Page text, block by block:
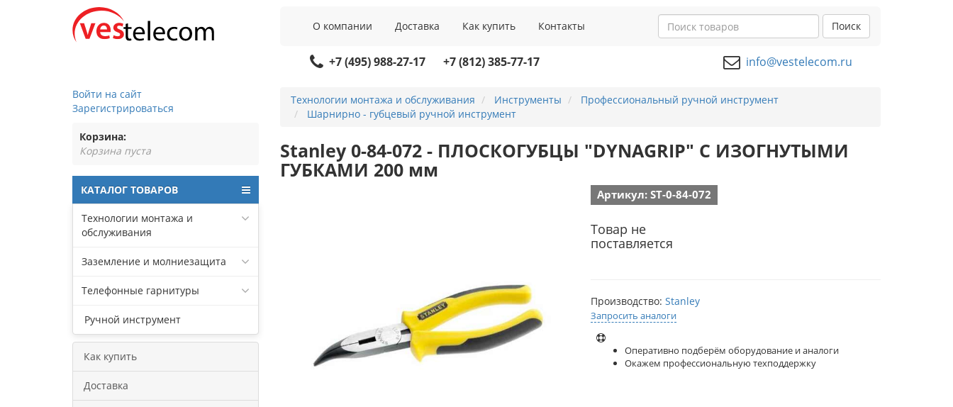
О компании Доставка Как купить Контакты Поиск
+7 (495) 988-27-17 +7 (812) 385-77-17 info@vestelecom.ru
Войти на сайт
Зарегистрироваться
Корзина:
Корзина пуста
КАТАЛОГ ТОВАРОВ
Технологии монтажа и
обслуживания
Заземление и молниезащита
Телефонные гарнитуры
Ручной инструмент
Как купить
Доставка
Технологии монтажа и обслуживания Инструменты
Профессиональный ручной инструмент
Шарнирно - губцевый ручной инструмент
Stanley 0-84-072 - ПЛОСКОГУБЦЫ "DYNAGRIP" С ИЗОГНУТЫМИ
ГУБКАМИ 200 мм
Артикул: ST-0-84-072
Товар не
поставляется
Производство:Stanley
Запросить аналоги
Оперативно подберём оборудование и аналоги
Окажем профессиональную техподдержку